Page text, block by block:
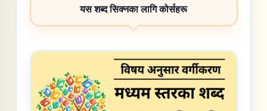
यस शब्द सिक्नका लागि कोर्सहरू